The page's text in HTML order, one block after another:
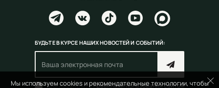
Мы используем cookies и рекомендательные технологии, чтобы
БУДЬТЕ В КУРСЕ НАШИХ НОВОСТЕЙ И СОБЫТИЙ:
Согласен(на) справилами пользования сайтом